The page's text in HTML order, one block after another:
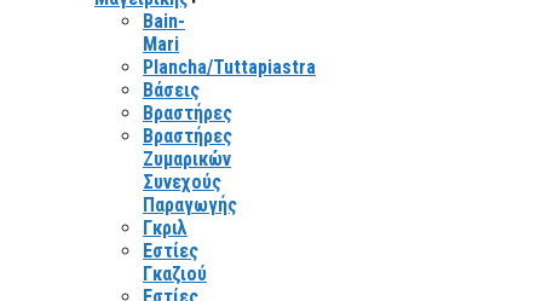
Bain-
Mari
Plancha/Tuttapiastra
Βάσεις
Βραστήρες
Βραστήρες
Ζυμαρικών
Συνεχούς
Παραγωγής
Γκριλ
Εστίες
Γκαζιού
Εστίες